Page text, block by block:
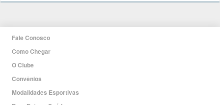
Fale Conosco
Como Chegar
O Clube
Convênios
Modalidades Esportivas